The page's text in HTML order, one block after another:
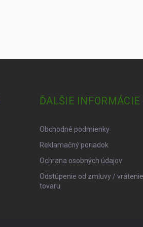
ĎALŠIE INFORMÁCIE
Obchodné podmienky
Reklamačný poriadok
Ochrana osobných údajov
Odstúpenie od zmluvy / vrátenie
tovaru